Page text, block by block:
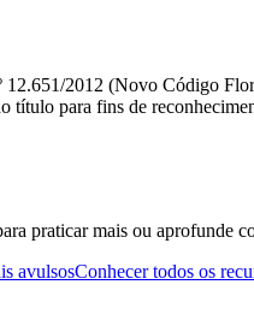
2012 (Novo Código
título para fins de
praticar mais ou aprofunde
avulsosConhecer todos os